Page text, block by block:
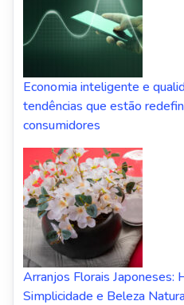
Economia inteligente e
tendências que estão
consumidores
Arranjos Florais Japoneses:
Simplicidade e Beleza